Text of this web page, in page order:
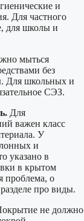
и
Для частного
для школы и
мыться
без
Для школьных и
СЭЗ.
Для
важен класс
У
и
указано в
в крытом
проблема, о
про виды.
не должно